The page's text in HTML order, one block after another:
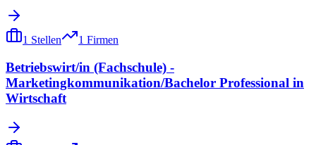
1 Stellen 1 Firmen
Betriebswirt/in (Fachschule) -
Marketingkommunikation/Bachelor Professional in
Wirtschaft